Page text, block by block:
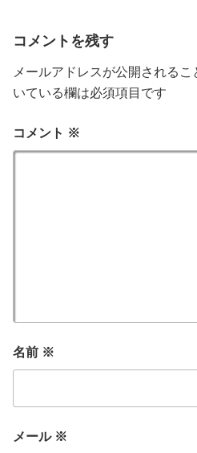
コメントを残す
メールアドレスが公開されるこ
いている欄は必須項目です
コメント ※
名前 ※
メール ※